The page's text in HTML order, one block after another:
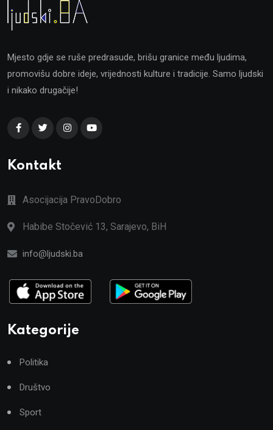
Mjesto gdje se ruše predrasude, brišu granice među ljudima,
promovišu dobre ideje, vrijednosti kulture i tradicije. Samo ljudski
i nikako drugačije!
Kontakt
Asocijacija PravoDobro
Habibe Stočević 13, Sarajevo, BiH
info@ljudski.ba
Kategorije
Politika
Društvo
Sport